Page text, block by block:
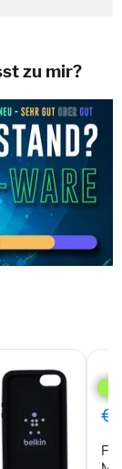
zu mir?
&
6